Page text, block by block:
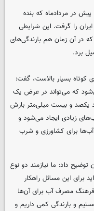
پیش در مردادماه که بنده
را گرفت. این شرایطی
در آن زمان هم بارندگی‌های
برد.
کوتاه بسیار بالاست، گفت:
که می‌تواند در عرض یک
یکصد و بیست میلی‌متر بارش
زیادی ایجاد می‌شود و
برای کشاورزی و شرب
توضیح داد: ما نیازمند دو نوع
برای این مسائل راهکار
مصرف آب برای آن‌ها
و بارندگی کمی داریم و